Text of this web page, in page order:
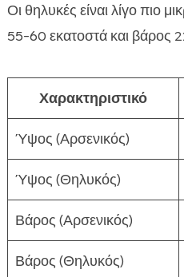
Οι θηλυκές είναι λίγο πιο
55-60 εκατοστά και βάρος
Χαρακτηριστικό
Ύψος (Αρσενικός)
Ύψος (Θηλυκός)
Βάρος (Αρσενικός)
Βάρος (Θηλυκός)